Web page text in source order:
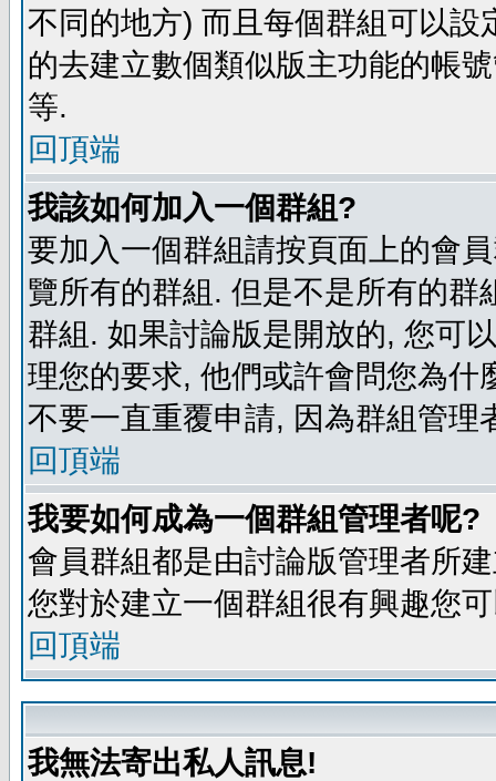
不同的地方) 而且每個群組可以
的去建立數個類似版主功能的帳
等.
回頂端
我該如何加入一個群組?
要加入一個群組請按頁面上的會
覽所有的群組. 但是不是所有的
群組. 如果討論版是開放的, 您可
理您的要求, 他們或許會問您為
不要一直重覆申請, 因為群組管理
回頂端
我要如何成為一個群組管理者呢?
會員群組都是由討論版管理者所
您對於建立一個群組很有興趣您
回頂端
我無法寄出私人訊息!